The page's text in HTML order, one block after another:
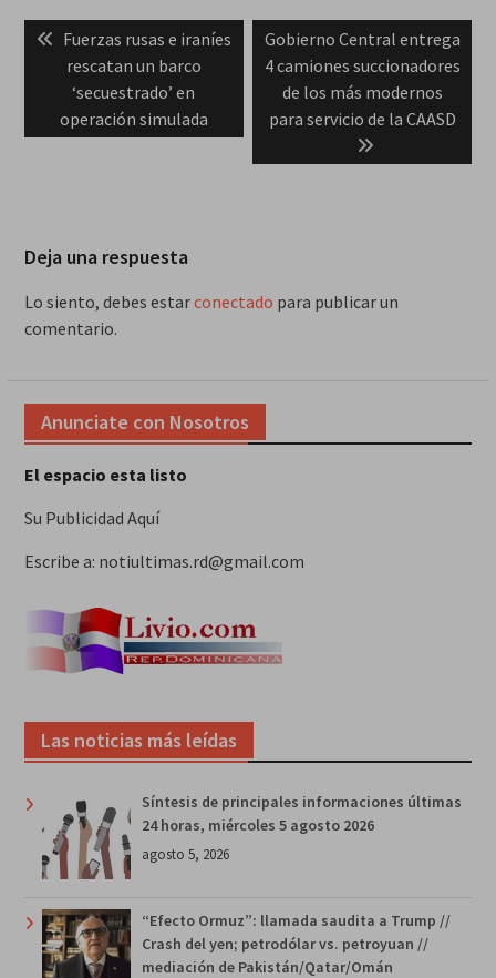
Navegación
de
entradas
Previous
post:
Fuerzas rusas e iraníes
rescatan un barco
‘secuestrado’ en
operación simulada
Next
post:
Gobierno Central entrega
4 camiones succionadores
de los más modernos
para servicio de la CAASD
Deja una respuesta
Lo siento, debes estarconectado para publicar un
comentario.
Anunciate con Nosotros
El espacio esta listo
Su Publicidad Aquí
Escribe a: notiultimas.rd@gmail.com
Las noticias más leídas
Síntesis de principales informaciones últimas
24 horas, miércoles 5 agosto 2026
agosto 5, 2026
“Efecto Ormuz”: llamada saudita a Trump //
Crash del yen; petrodólar vs. petroyuan //
mediación de Pakistán/Qatar/Omán